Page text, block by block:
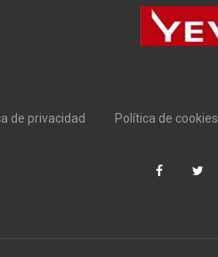
de privacidad Política de cookies